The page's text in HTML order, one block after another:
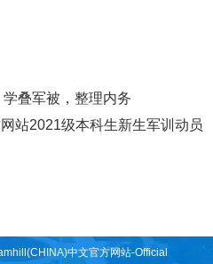
学叠军被，整理内务
站2021级本科生新生军训动员
中文官方网站-Official